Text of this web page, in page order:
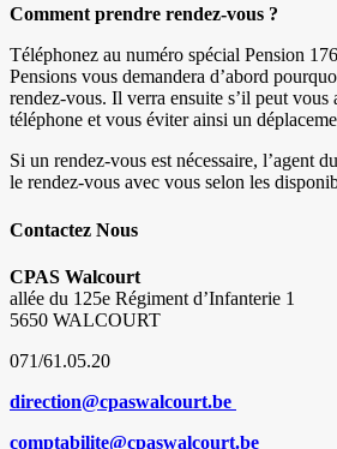
Comment prendre rendez-vous ?
Téléphonez au numéro spécial Pension
Pensions vous demandera d’abord
rendez-vous. Il verra ensuite s’il peut vous
téléphone et vous éviter ainsi un
Si un rendez-vous est nécessaire, l’agent
le rendez-vous avec vous selon les
Contactez Nous
CPAS Walcourt
allée du 125e Régiment d’Infanterie 1
5650 WALCOURT
071/61.05.20
direction@cpaswalcourt.be
comptabilite@cpaswalcourt.be